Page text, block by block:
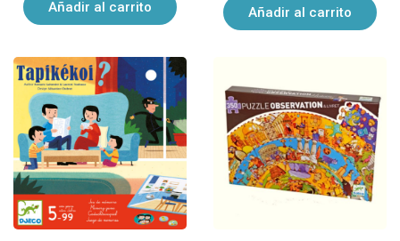
Añadir al carrito Añadir al carrito